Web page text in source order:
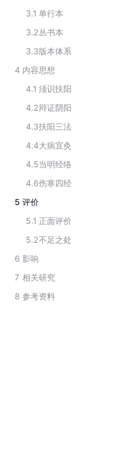
3.1 单行本
3.2丛书本
3.3版本体系
4 内容思想
4.1 须识扶阳
4.2辩证阴阳
4.3扶阳三法
4.4大病宜灸
4.5当明经络
4.6伤寒四经
5 评价
5.1 正面评价
5.2不足之处
6 影响
7 相关研究
8 参考资料